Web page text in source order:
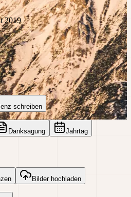
2019
schreiben
Danksagung Jahrtag
Bilder hochladen